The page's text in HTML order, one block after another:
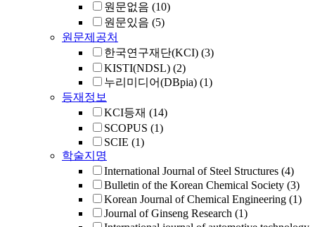
원문없음 (10)
원문있음 (5)
원문제공처
한국연구재단(KCI) (3)
KISTI(NDSL) (2)
누리미디어(DBpia) (1)
등재정보
KCI등재 (14)
SCOPUS (1)
SCIE (1)
학술지명
International Journal of Steel Structures (4)
Bulletin of the Korean Chemical Society (3)
Korean Journal of Chemical Engineering (1)
Journal of Ginseng Research (1)